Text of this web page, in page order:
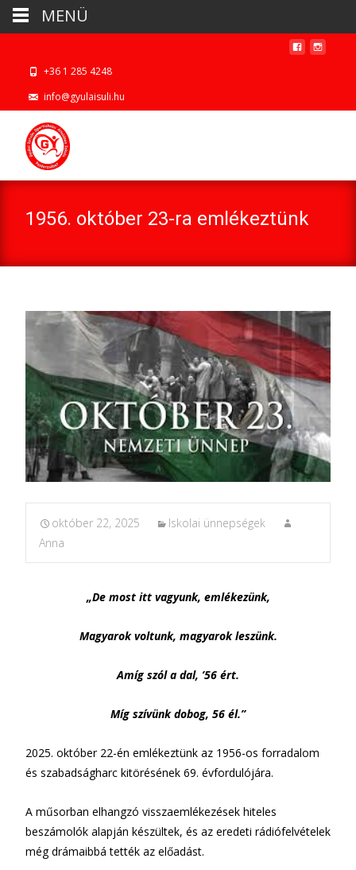
+36 1 285 4248
info@gyulaisuli.hu
1956. október 23-ra emlékeztünk
október 22, 2025
Iskolai ünnepségek
Anna
„De most itt vagyunk, emlékezünk,
Magyarok voltunk, magyarok leszünk.
Amíg szól a dal, ’56 ért.
Míg szívünk dobog, 56 él.”
2025. október 22-én emlékeztünk az 1956-os forradalom
és szabadságharc kitörésének 69. évfordulójára.
A műsorban elhangzó visszaemlékezések hiteles
beszámolók alapján készültek, és az eredeti rádiófelvételek
még drámaibbá tették az előadást.
MENÜ